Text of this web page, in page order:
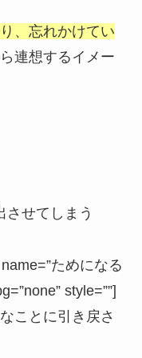
、忘れかけてい
連想するイメー
させてしまう
ためになる
style=””]
ことに引き戻さ